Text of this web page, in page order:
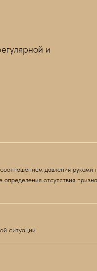
и
давления руками
отсутствия
ситуации